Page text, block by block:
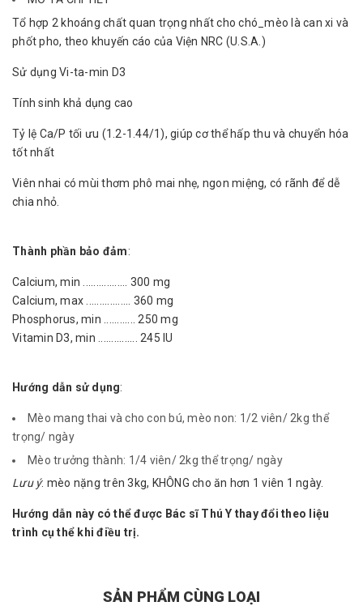
Tổ hợp 2 khoáng chất quan trọng nhất cho chó_mèo là can xi và
phốt pho, theo khuyến cáo của Viện NRC (U.S.A.)
Sử dụng Vi-ta-min D3
Tính sinh khả dụng cao
Tỷ lệ Ca/P tối ưu (1.2-1.44/1), giúp cơ thể hấp thu và chuyển hóa
tốt nhất
Viên nhai có mùi thơm phô mai nhẹ, ngon miệng, có rãnh để dễ
chia nhỏ.
Thành phần bảo đảm:
Calcium, min ................. 300 mg
Calcium, max ................. 360 mg
Phosphorus, min ............ 250 mg
Vitamin D3, min ............... 245 IU
Hướng dẫn sử dụng:
Mèo mang thai và cho con bú, mèo non: 1/2 viên/ 2kg thể
trọng/ ngày
Mèo trưởng thành: 1/4 viên/ 2kg thể trọng/ ngày
Lưu ý: mèo nặng trên 3kg, KHÔNG cho ăn hơn 1 viên 1 ngày.
Hướng dẫn này có thể được Bác sĩ Thú Y thay đổi theo liệu
trình cụ thể khi điều trị.
SẢN PHẨM CÙNG LOẠI